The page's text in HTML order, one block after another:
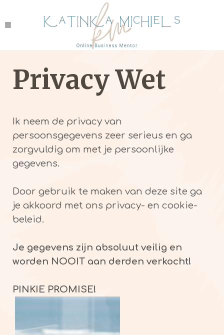
Privacy Wet
Ik neem de privacy van
persoonsgegevens zeer serieus en ga
zorgvuldig om met je persoonlijke
gegevens.
Door gebruik te maken van deze site ga
je akkoord met ons privacy- en cookie-
beleid.
Je gegevens zijn absoluut veilig en
worden NOOIT aan derden verkocht!
PINKIE PROMISE!